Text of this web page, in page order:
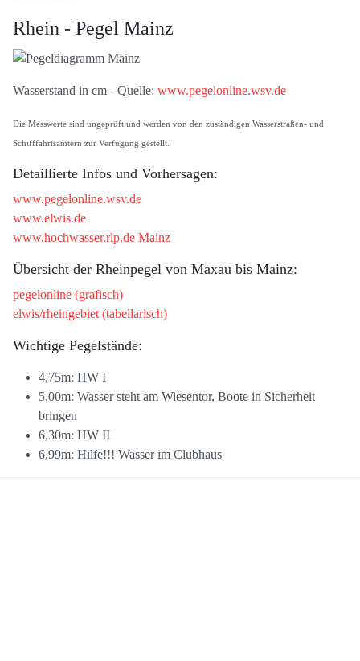
Rhein - Pegel Mainz
Wasserstand in cm - Quelle: www.pegelonline.wsv.de
Die Messwerte sind ungeprüft und werden von den zuständigen Wasserstraßen- und
Schifffahrtsämtern zur Verfügung gestellt.
Detaillierte Infos und Vorhersagen:
www.pegelonline.wsv.de
www.elwis.de
www.hochwasser.rlp.de Mainz
Übersicht der Rheinpegel von Maxau bis Mainz:
pegelonline (grafisch)
elwis/rheingebiet (tabellarisch)
Wichtige Pegelstände:
4,75m: HW I
5,00m: Wasser steht am Wiesentor, Boote in Sicherheit
bringen
6,30m: HW II
6,99m: Hilfe!!! Wasser im Clubhaus